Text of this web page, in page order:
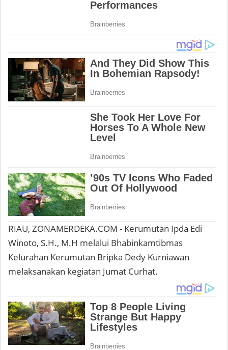
RIAU, ZONAMERDEKA.COM - Kerumutan Ipda Edi
Winoto, S.H., M.H melalui Bhabinkamtibmas
Kelurahan Kerumutan Bripka Dedy Kurniawan
melaksanakan kegiatan Jumat Curhat.